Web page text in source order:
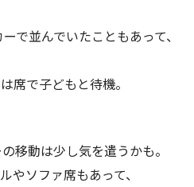
で並んでいたこともあって、
席で子どもと待機。
移動は少し気を遣うかも。
やソファ席もあって、